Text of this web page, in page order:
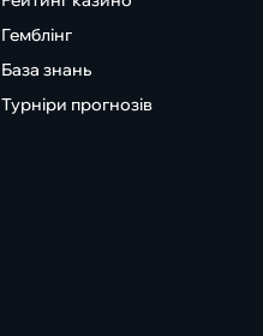
Гемблінг
База знань
Турніри прогнозів